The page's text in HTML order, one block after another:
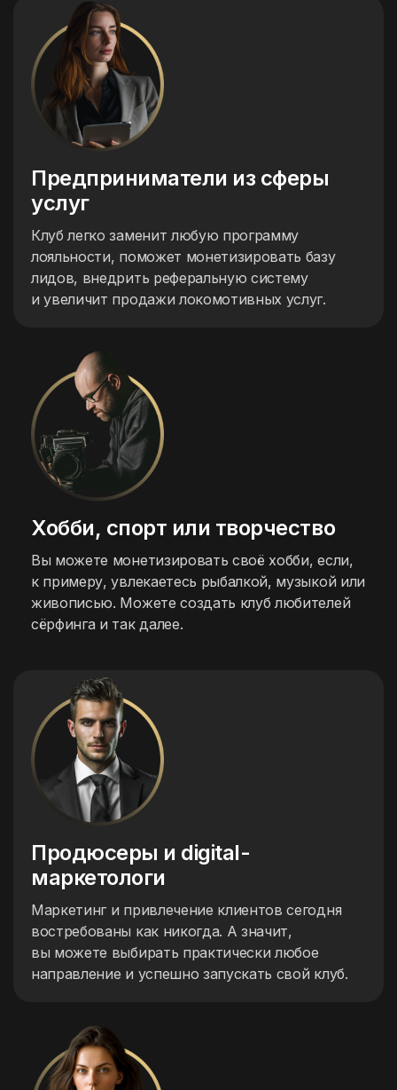
Предприниматели из сферы
услуг
Клуб легко заменит любую программу
лояльности, поможет монетизировать базу
лидов, внедрить реферальную систему
и увеличит продажи локомотивных услуг.
Хобби, спорт или творчество
Вы можете монетизировать своё хобби, если,
к примеру, увлекаетесь рыбалкой, музыкой или
живописью. Можете создать клуб любителей
сёрфинга и так далее.
Продюсеры и digital-
маркетологи
Маркетинг и привлечение клиентов сегодня
востребованы как никогда. А значит,
вы можете выбирать практически любое
направление и успешно запускать свой клуб.